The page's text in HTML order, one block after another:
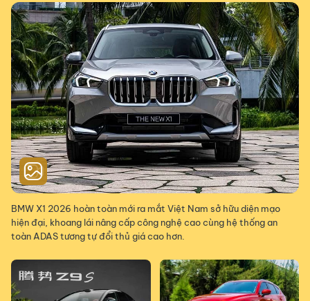
BMW X1 2026 hoàn toàn mới ra mắt Việt Nam sở hữu diện mạo
hiện đại, khoang lái nâng cấp công nghệ cao cùng hệ thống an
toàn ADAS tương tự đổi thủ giá cao hơn.